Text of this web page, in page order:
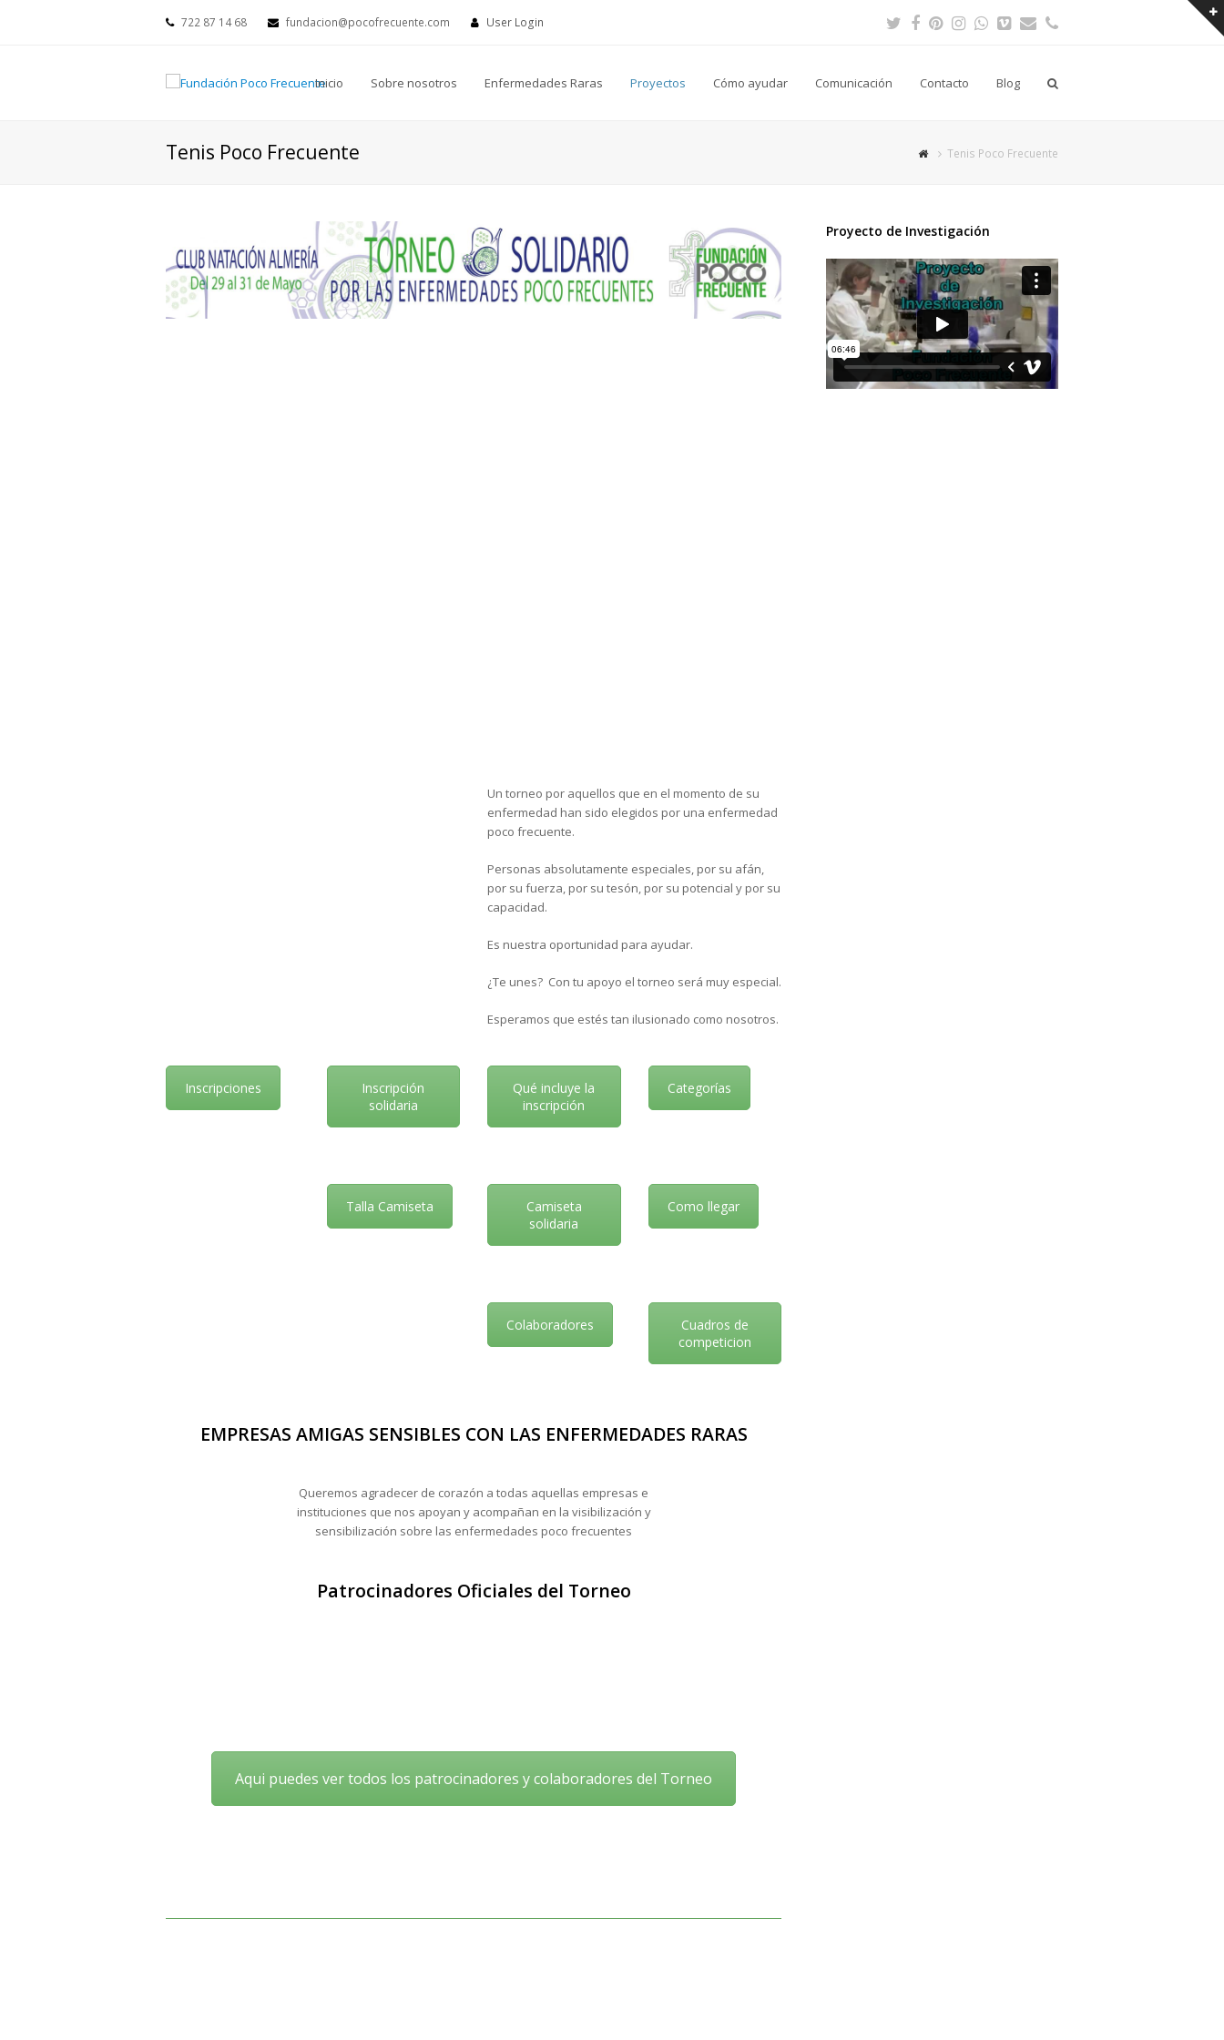
722 87 14 68 fundacion@pocofrecuente.com User Login Twitter
Facebook
Pinterest
Instagram
Whatsapp
VimeoCorreo
Inicio Sobre nosotros Enfermedades Raras Proyectos Cómo ayudar Comunicación Contacto Blog
Tenis Poco Frecuente Tenis Poco Frecuente
Un torneo por aquellos que en el momento de su
enfermedad han sido elegidos por una enfermedad
poco frecuente.
Personas absolutamente especiales, por su afán,
por su fuerza, por su tesón, por su potencial y por su
capacidad.
Es nuestra oportunidad para ayudar.
¿Te unes? Con tu apoyo el torneo será muy especial.
Esperamos que estés tan ilusionado como nosotros.
Inscripciones
Inscripción
solidaria
Qué incluye la
inscripción
Categorías
Talla Camiseta
Camiseta
solidaria
Como llegar
Colaboradores
Cuadros de
competicion
EMPRESAS AMIGAS SENSIBLES CON LAS ENFERMEDADES RARAS
Queremos agradecer de corazón a todas aquellas empresas e
instituciones que nos apoyan y acompañan en la visibilización y
sensibilización sobre las enfermedades poco frecuentes
Patrocinadores Oficiales del Torneo
Aqui puedes ver todos los patrocinadores y colaboradores del Torneo
Proyecto de Investigación